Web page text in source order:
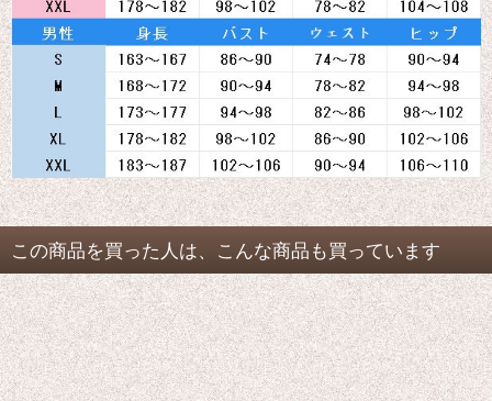
この商品を買った人は、こんな商品も買っています